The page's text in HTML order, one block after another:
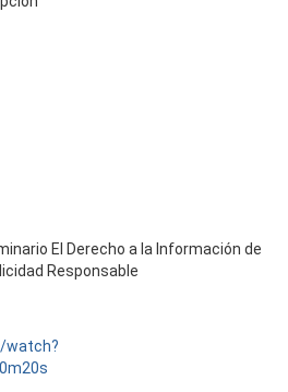
El Derecho a la Información de
Responsable
watch?